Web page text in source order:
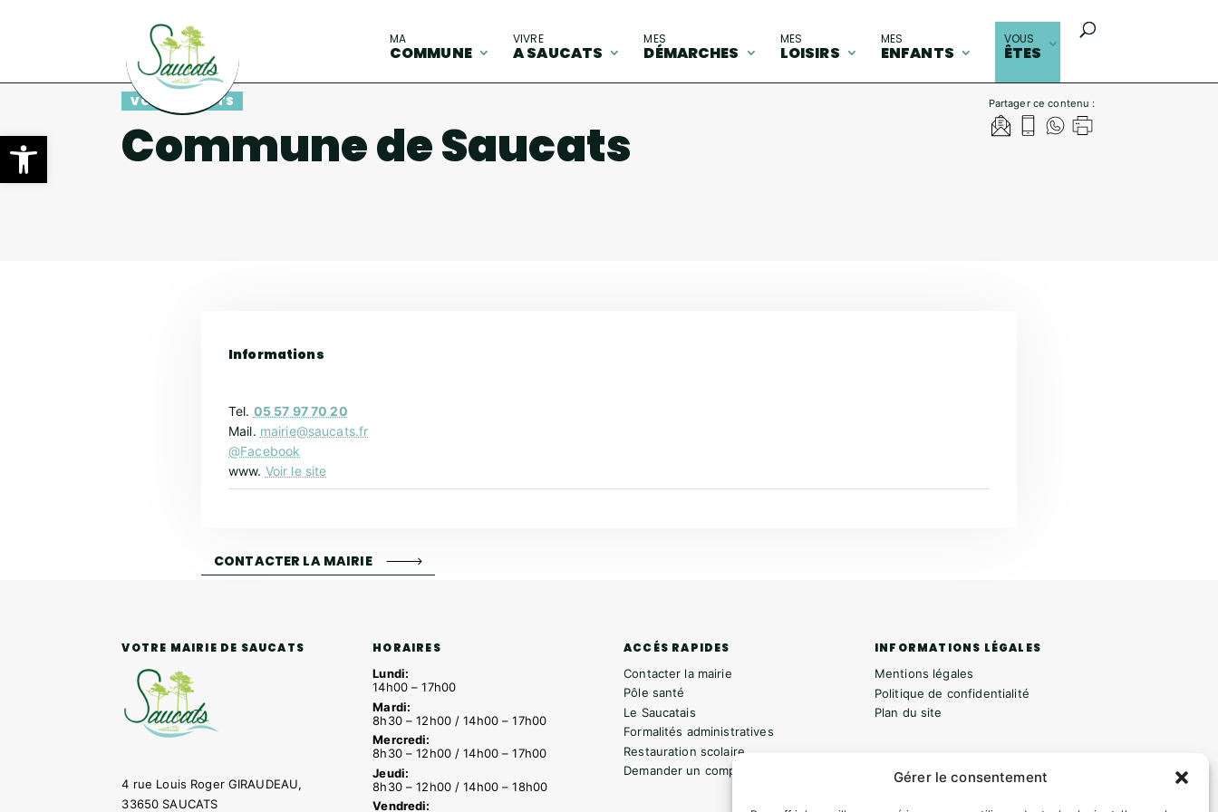
Ouvrir la barre d’outils
Gérer le consentement
MA
COMMUNE
VIVRE
A SAUCATS
MES
DÉMARCHES
MES
LOISIRS
MES
ENFANTS
VOUS
ÊTES
Partager ce contenu :
VOS CONTACTS
Commune de Saucats
Informations
Tel. 05 57 97 70 20
Mail. mairie@saucats.fr
@Facebook
www. Voir le site
CONTACTER LA MAIRIE
VOTRE MAIRIE DE SAUCATS
4 rue Louis Roger GIRAUDEAU,
33650 SAUCATS
HORAIRES
Lundi:
14h00 – 17h00
Mardi:
8h30 – 12h00 / 14h00 – 17h00
Mercredi:
8h30 – 12h00 / 14h00 – 17h00
Jeudi:
8h30 – 12h00 / 14h00 – 18h00
Vendredi:
ACCÉS RAPIDES
Contacter la mairie
Pôle santé
Le Saucatais
Formalités administratives
Restauration scolaire
Demander un composteur
INFORMATIONS LÉGALES
Mentions légales
Politique de confidentialité
Plan du site